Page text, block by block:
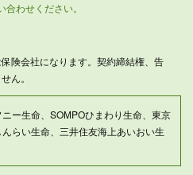
わせください。
険会社になります。契約締結権、告
ん。
ー生命、SOMPOひまわり生命、東京
らい生命、三井住友海上あいおい生